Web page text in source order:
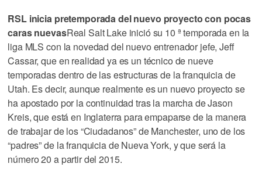
RSL inicia pretemporada del nuevo proyecto con pocas
caras nuevasReal Salt Lake inició su 10 ª temporada en la
liga MLS con la novedad del nuevo entrenador jefe, Jeff
Cassar, que en realidad ya es un técnico de nueve
temporadas dentro de las estructuras de la franquicia de
Utah. Es decir, aunque realmente es un nuevo proyecto se
ha apostado por la continuidad tras la marcha de Jason
Kreis, que está en Inglaterra para empaparse de la manera
de trabajar de los “Ciudadanos” de Manchester, uno de los
“padres” de la franquicia de Nueva York, y que será la
número 20 a partir del 2015.